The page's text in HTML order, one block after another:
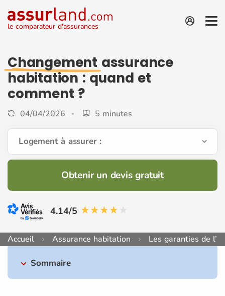
le comparateur d'assurances
Changement assurance
habitation : quand et
comment ?
04/04/2026 5 minutes
Logement à assurer :
Obtenir un devis gratuit
4.14/5
Accueil Assurance habitation Les garanties de
Sommaire